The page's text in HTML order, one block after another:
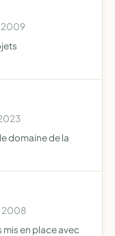
2009
domaine de la
2008
en place avec